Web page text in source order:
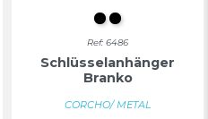
S/CFarblos
Ref: 6486
Schlüsselanhänger
Branko
CORCHO/ METAL